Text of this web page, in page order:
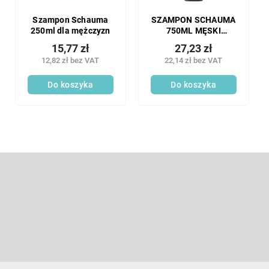
Szampon Schauma
250ml dla mężczyzn
12,82 zł bez VAT
15,77 zł
Do koszyka
SZAMPON SCHAUMA
750ML MĘSKI
SPORTS Power XXL
22,14 zł bez VAT
27,23 zł
Do koszyka